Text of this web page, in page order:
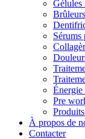
Gélules
Sérums
Énergie
Pre
À propos de
Contacter